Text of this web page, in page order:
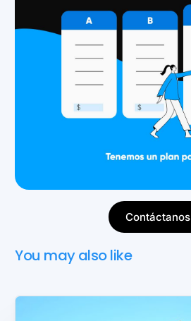
Contáctanos
You may also like